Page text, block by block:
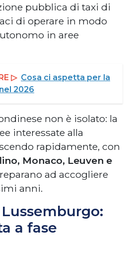
pubblica di taxi di
di operare in modo
in aree
▷ Cosa ci aspetta per la
2026
non è isolato: la
interessate alla
rapidamente, con
Monaco, Leuven e
ad accogliere
anni.
a fase